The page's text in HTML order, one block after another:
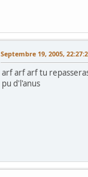
Septembre 19, 2005,
arf arf arf tu
pu d'l'anus